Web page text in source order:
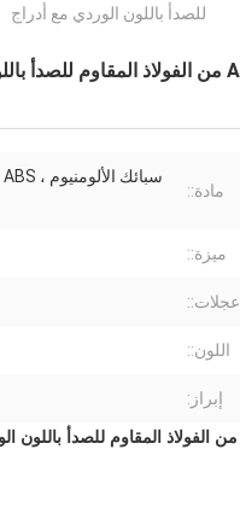
للصدأ باللون الوردي مع أدراج
مادة::
ميزة::
عجلات::
اللون::
إبراز: